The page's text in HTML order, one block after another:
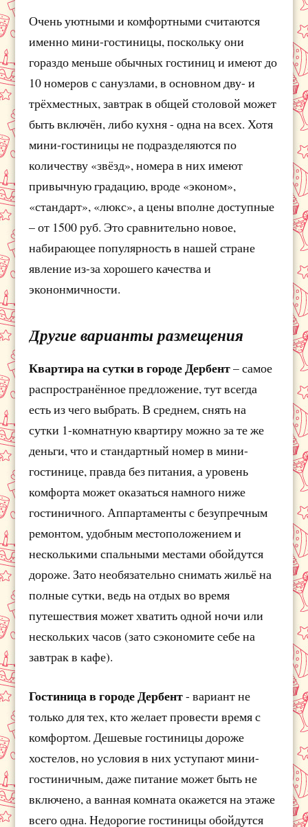
Очень уютными и комфортными считаются
именно мини-гостиницы, поскольку они
гораздо меньше обычных гостиниц и имеют до
10 номеров с санузлами, в основном дву- и
трёхместных, завтрак в общей столовой может
быть включён, либо кухня - одна на всех. Хотя
мини-гостиницы не подразделяются по
количеству «звёзд», номера в них имеют
привычную градацию, вроде «эконом»,
«стандарт», «люкс», а цены вполне доступные
– от 1500 руб. Это сравнительно новое,
набирающее популярность в нашей стране
явление из-за хорошего качества и
экононмичности.
Другие варианты размещения
Квартира на сутки в городе Дербент– самое
распространённое предложение, тут всегда
есть из чего выбрать. В среднем, снять на
сутки 1-комнатную квартиру можно за те же
деньги, что и стандартный номер в мини-
гостинице, правда без питания, а уровень
комфорта может оказаться намного ниже
гостиничного. Аппартаменты с безупречным
ремонтом, удобным местоположением и
несколькими спальными местами обойдутся
дороже. Зато необязательно снимать жильё на
полные сутки, ведь на отдых во время
путешествия может хватить одной ночи или
нескольких часов (зато сэкономите себе на
завтрак в кафе).
Гостиница в городе Дербент- вариант не
только для тех, кто желает провести время с
комфортом. Дешевые гостиницы дороже
хостелов, но условия в них уступают мини-
гостиничным, даже питание может быть не
включено, а ванная комната окажется на этаже
всего одна. Недорогие гостиницы обойдутся